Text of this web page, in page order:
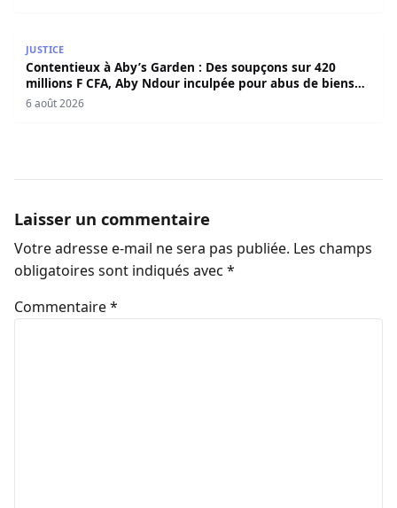
JUSTICE
Contentieux à Aby’s Garden : Des soupçons sur 420
millions F CFA, Aby Ndour inculpée pour abus de biens
sociaux
6 août 2026
Laisser un commentaire
Votre adresse e-mail ne sera pas publiée. Les champs
obligatoires sont indiqués avec *
Commentaire*